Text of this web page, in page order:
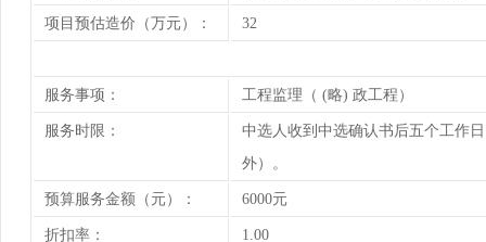
项目预估造价（万元）： 32
服务事项： 工程监理（ (略) 政工程）
服务时限：
中选人收到中选确认书后五个工作
外）。
预算服务金额（元）： 6000元
折扣率： 1.00